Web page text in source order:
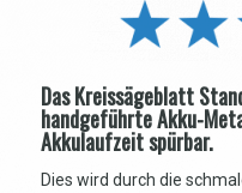
Das Kreissägeblatt
handgeführte Akku-
Akkulaufzeit spürbar.
Dies wird durch die